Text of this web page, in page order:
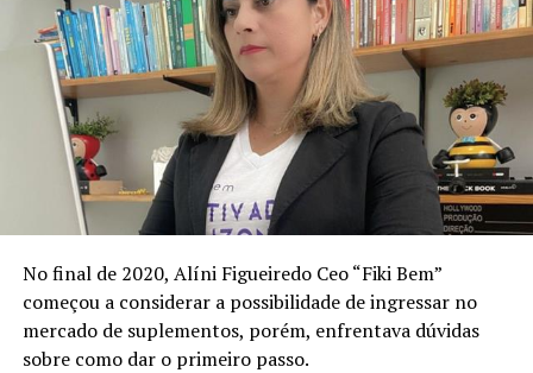
No final de 2020, Alíni Figueiredo Ceo “Fiki Bem”
começou a considerar a possibilidade de ingressar no
mercado de suplementos, porém, enfrentava dúvidas
sobre como dar o primeiro passo.